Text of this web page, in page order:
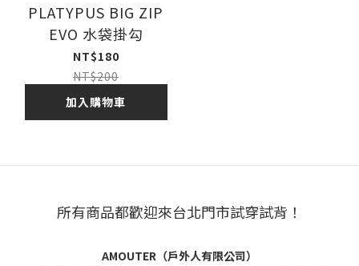
PLATYPUS BIG ZIP
EVO 水袋掛勾
NT$180
NT$200
加入購物車
所有商品都歡迎來台北門市試穿試背！
AMOUTER（戶外人有限公司）